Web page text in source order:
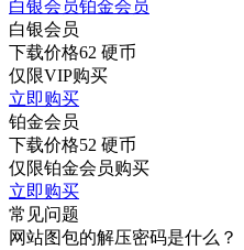
白银会员铂金会员
白银会员
下载价格62 硬币
仅限VIP购买
立即购买
铂金会员
下载价格52 硬币
仅限铂金会员购买
立即购买
常见问题
网站图包的解压密码是什么？